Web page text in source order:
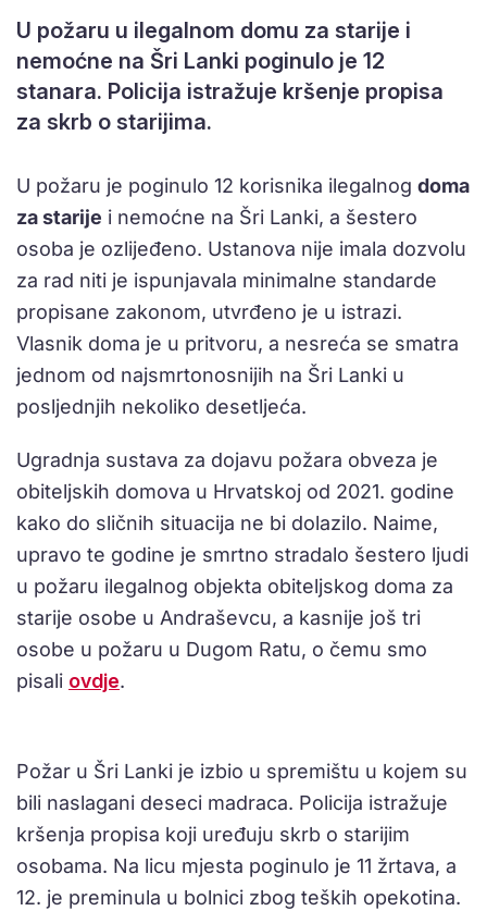
U požaru u ilegalnom domu za starije i
nemoćne na Šri Lanki poginulo je 12
stanara. Policija istražuje kršenje propisa
za skrb o starijima.
U požaru je poginulo 12 korisnika ilegalnog doma
za starije i nemoćne na Šri Lanki, a šestero
osoba je ozlijeđeno. Ustanova nije imala dozvolu
za rad niti je ispunjavala minimalne standarde
propisane zakonom, utvrđeno je u istrazi.
Vlasnik doma je u pritvoru, a nesreća se smatra
jednom od najsmrtonosnijih na Šri Lanki u
posljednjih nekoliko desetljeća.
Ugradnja sustava za dojavu požara obveza je
obiteljskih domova u Hrvatskoj od 2021. godine
kako do sličnih situacija ne bi dolazilo. Naime,
upravo te godine je smrtno stradalo šestero ljudi
u požaru ilegalnog objekta obiteljskog doma za
starije osobe u Andraševcu, a kasnije još tri
osobe u požaru u Dugom Ratu, o čemu smo
pisali ovdje.
Požar u Šri Lanki je izbio u spremištu u kojem su
bili naslagani deseci madraca. Policija istražuje
kršenja propisa koji uređuju skrb o starijim
osobama. Na licu mjesta poginulo je 11 žrtava, a
12. je preminula u bolnici zbog teških opekotina.